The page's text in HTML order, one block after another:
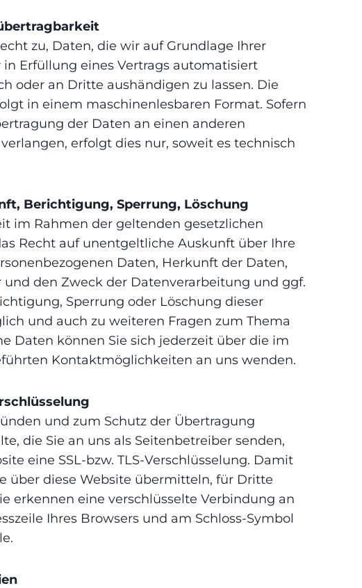
zu, Daten, die wir auf Grundlage Ihrer
Erfüllung eines Vertrags automatisiert
oder an Dritte aushändigen zu lassen. Die
in einem maschinenlesbaren Format. Sofern
der Daten an einen anderen
erfolgt dies nur, soweit es technisch
Berichtigung, Sperrung, Löschung
im Rahmen der geltenden gesetzlichen
Recht auf unentgeltliche Auskunft über Ihre
Daten, Herkunft der Daten,
den Zweck der Datenverarbeitung und ggf.
Sperrung oder Löschung dieser
und auch zu weiteren Fragen zum Thema
Daten können Sie sich jederzeit über die im
Kontaktmöglichkeiten an uns wenden.
und zum Schutz der Übertragung
die Sie an uns als Seitenbetreiber senden,
eine SSL-bzw. TLS-Verschlüsselung. Damit
über diese Website übermitteln, für Dritte
erkennen eine verschlüsselte Verbindung an
Ihres Browsers und am Schloss-Symbol